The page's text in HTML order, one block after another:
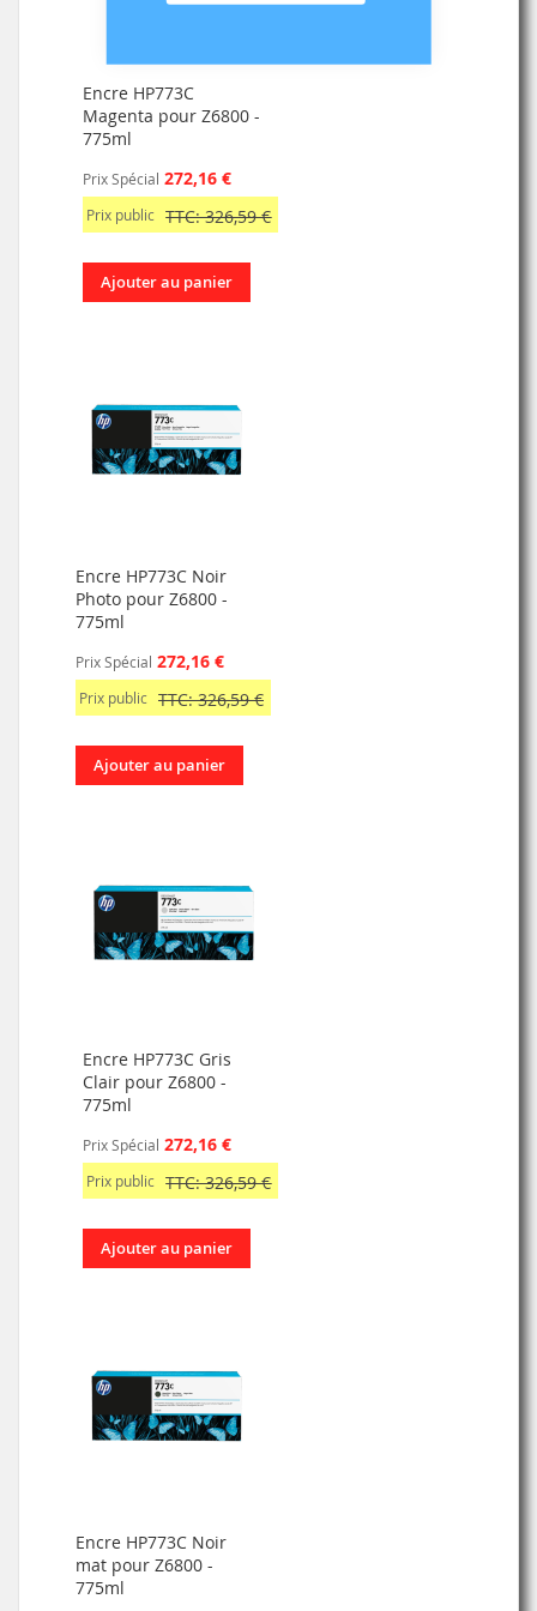
Encre HP773C
Magenta pour Z6800 -
775ml
Prix Spécial 272,16 €
Prix public TTC: 326,59 €
Ajouter au panier
Encre HP773C Noir
Photo pour Z6800 -
775ml
Prix Spécial 272,16 €
Prix public TTC: 326,59 €
Ajouter au panier
Encre HP773C Gris
Clair pour Z6800 -
775ml
Prix Spécial 272,16 €
Prix public TTC: 326,59 €
Ajouter au panier
Encre HP773C Noir
mat pour Z6800 -
775ml